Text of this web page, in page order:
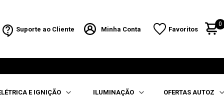
Suporte ao Cliente Minha Conta Favoritos
0
E IGNIÇÃO ILUMINAÇÃO OFERTAS AUTOZ